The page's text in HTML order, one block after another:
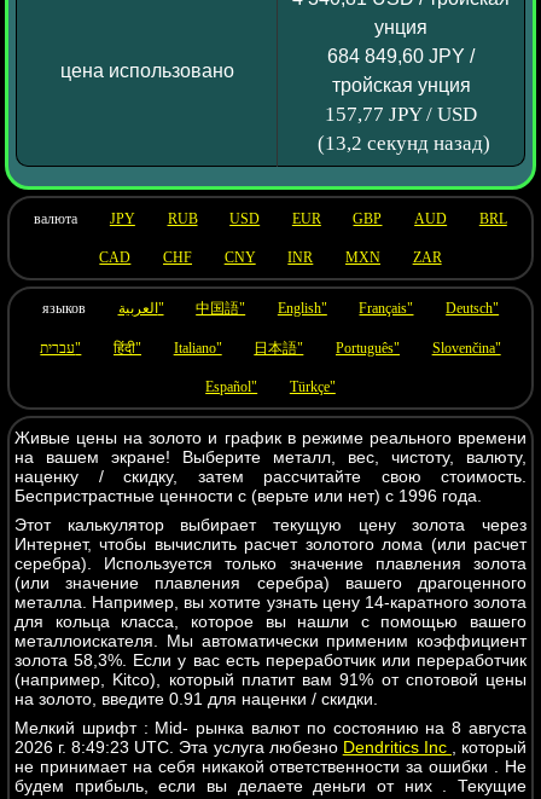
цена использовано
унция
684 849,60 JPY /
тройская унция
157,77 JPY / USD
(13,2 секунд назад)
валюта JPY RUB USD EUR GBP AUD BRL
CAD CHF CNY INR MXN ZAR
языков العربية" 中国語" English" Français" Deutsch"
עברית" हिंदी" Italiano" 日本語" Português" Slovenčina"
Español" Türkçe"
Живые цены на золото и график в режиме реального времени
на вашем экране! Выберите металл, вес, чистоту, валюту,
наценку / скидку, затем рассчитайте свою стоимость.
Беспристрастные ценности с (верьте или нет) с 1996 года.
Этот калькулятор выбирает текущую цену золота через
Интернет, чтобы вычислить расчет золотого лома (или расчет
серебра). Используется только значение плавления золота
(или значение плавления серебра) вашего драгоценного
металла. Например, вы хотите узнать цену 14-каратного золота
для кольца класса, которое вы нашли с помощью вашего
металлоискателя. Мы автоматически применим коэффициент
золота 58,3%. Если у вас есть переработчик или переработчик
(например, Kitco), который платит вам 91% от спотовой цены
на золото, введите 0.91 для наценки / скидки.
Мелкий шрифт : Mid- рынка валют по состоянию на 8 августа
2026 г. 8:49:23 UTC. Эта услуга любезно Dendritics Inc
, который
не принимает на себя никакой ответственности за ошибки . Не
будем прибыль, если вы делаете деньги от них . Текущие